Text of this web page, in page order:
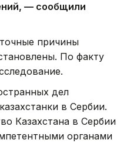
— сообщили
причины
По факту
дел
в Сербии.
Казахстана в Сербии
органами